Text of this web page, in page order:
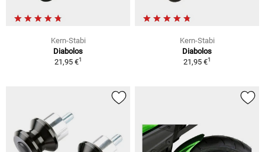
Kern-Stabi
Diabolos
21,95 €1
Kern-Stabi
Diabolos
21,95 €1